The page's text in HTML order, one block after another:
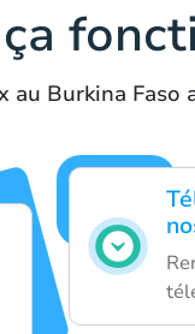
Burkina Faso